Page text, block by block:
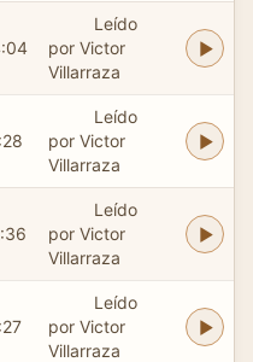
Leído
por Victor
Villarraza
Leído
por Victor
Villarraza
Leído
por Victor
Villarraza
Leído
por Victor
Villarraza